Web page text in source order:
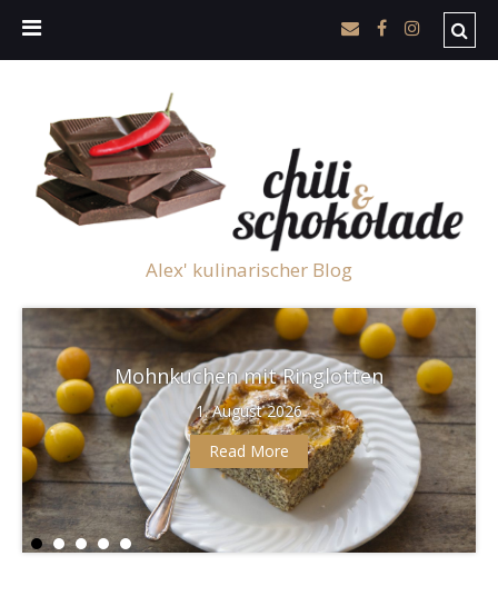
Alex' kulinarischer Blog
Mohnkuchen mit Ringlotten
1. August 2026
Read More